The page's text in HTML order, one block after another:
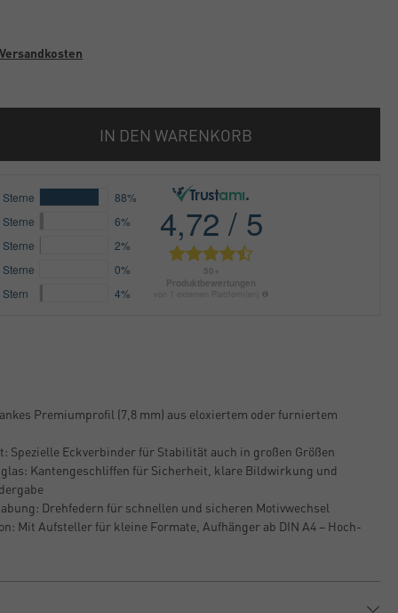
Versandkosten
IN DEN WARENKORB
Premiumprofil (7,8 mm) aus eloxiertem oder furniertem
Spezielle Eckverbinder für Stabilität auch in großen Größen
Kantengeschliffen für Sicherheit, klare Bildwirkung und
Drehfedern für schnellen und sicheren Motivwechsel
Mit Aufsteller für kleine Formate, Aufhänger ab DIN A4 – Hoch-